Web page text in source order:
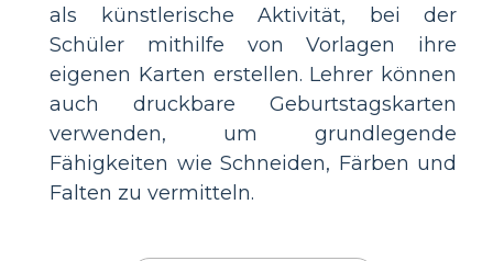
als künstlerische Aktivität, bei der
Schüler mithilfe von Vorlagen ihre
eigenen Karten erstellen. Lehrer können
auch druckbare Geburtstagskarten
verwenden, um grundlegende
Fähigkeiten wie Schneiden, Färben und
Falten zu vermitteln.